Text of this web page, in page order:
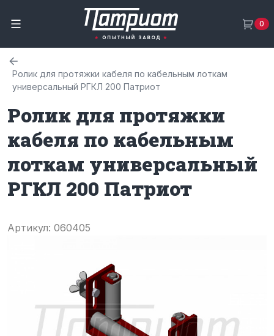
0
Ролик для протяжки кабеля по кабельным лоткам
универсальный РГКЛ 200 Патриот
Ролик для протяжки
кабеля по кабельным
лоткам универсальный
РГКЛ 200 Патриот
Артикул: 060405